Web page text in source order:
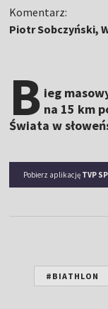
Komentarz:
Piotr Sobczyński,
B ieg
na 15 km
Świata w
Pobierz aplikację TVP
#BIATHLON